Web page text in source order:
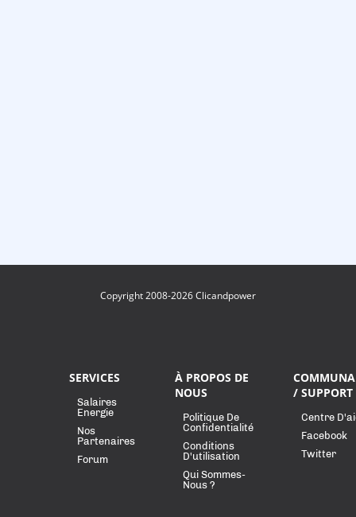
Copyright 2008-2026 Clicandpower
SERVICES
Salaires
Energie
Nos
Partenaires
Forum
À PROPOS DE
NOUS
Politique De
Confidentialité
Conditions
D'utilisation
Qui Sommes-
Nous ?
/ SUPPORT
Centre
Facebook
Twitter